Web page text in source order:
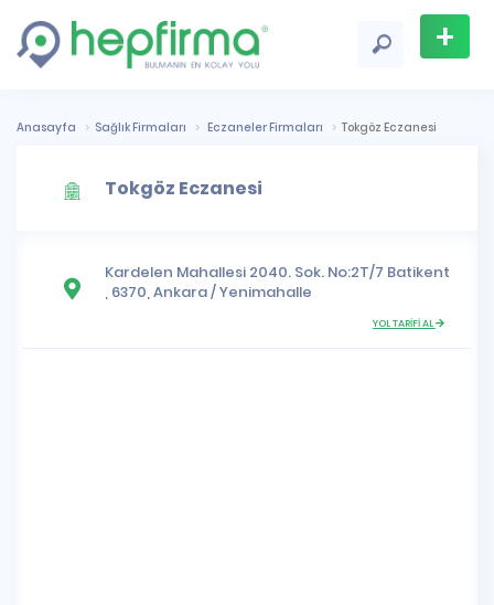
+
Ekle
Anasayfa Sağlık Firmaları Eczaneler Firmaları Tokgöz Eczanesi
Tokgöz Eczanesi
Kardelen Mahallesi 2040. Sok. No:2T/7 Batikent
, 6370,Ankara/Yenimahalle
YOL TARİFİ AL